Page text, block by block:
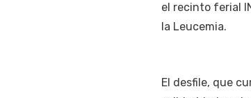
el recinto ferial
la Leucemia.
El desfile, que